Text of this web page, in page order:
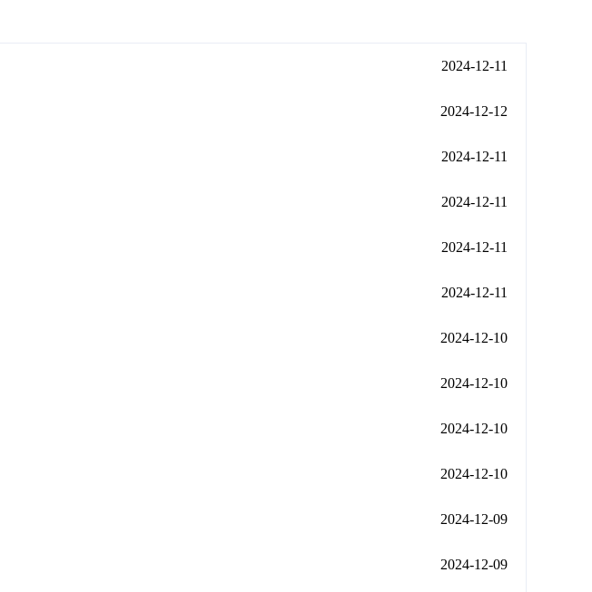
2024-12-11
2024-12-12
2024-12-11
2024-12-11
2024-12-11
2024-12-11
2024-12-10
2024-12-10
2024-12-10
2024-12-10
2024-12-09
2024-12-09